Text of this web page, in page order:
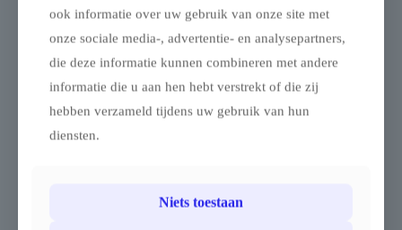
x 4,5 m veilig en netjes op.
De hoes is vervaardigd uit
voorzien van een sterke
YKK-ritssluiting, een
extra clip-sluiting onderaan
voor maximale
De hoes is precies op maat
15 kg
Dit roestvrije gewicht uit
gegalvaniseerd staal is
ideaal om je vouwtent
stevig te verankeren.
Geschikt voor vouwtenten
tent stabiel te houden, zelfs
ook informatie over uw gebruik van onze site met
onze sociale media-, advertentie- en analysepartners,
die deze informatie kunnen combineren met andere
informatie die u aan hen hebt verstrekt of die zij
hebben verzameld tijdens uw gebruik van hun
diensten.
Niets toestaan